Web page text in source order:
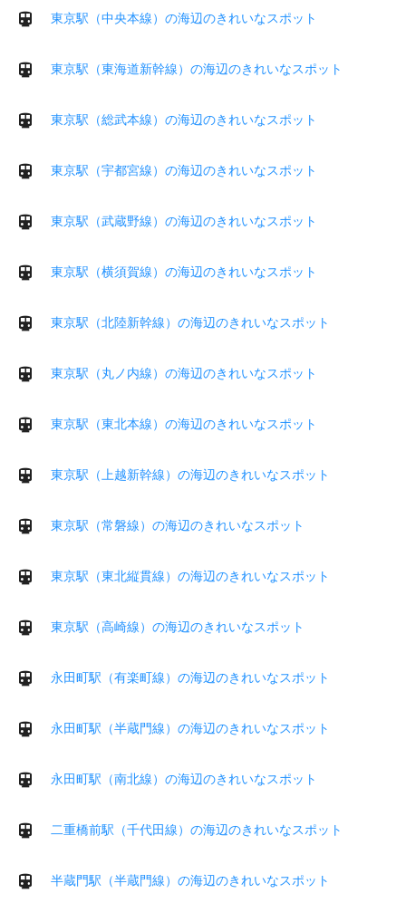
東京駅（中央本線）の海辺のきれいなスポット
東京駅（東海道新幹線）の海辺のきれいなスポット
東京駅（総武本線）の海辺のきれいなスポット
東京駅（宇都宮線）の海辺のきれいなスポット
東京駅（武蔵野線）の海辺のきれいなスポット
東京駅（横須賀線）の海辺のきれいなスポット
東京駅（北陸新幹線）の海辺のきれいなスポット
東京駅（丸ノ内線）の海辺のきれいなスポット
東京駅（東北本線）の海辺のきれいなスポット
東京駅（上越新幹線）の海辺のきれいなスポット
東京駅（常磐線）の海辺のきれいなスポット
東京駅（東北縦貫線）の海辺のきれいなスポット
東京駅（高崎線）の海辺のきれいなスポット
永田町駅（有楽町線）の海辺のきれいなスポット
永田町駅（半蔵門線）の海辺のきれいなスポット
永田町駅（南北線）の海辺のきれいなスポット
二重橋前駅（千代田線）の海辺のきれいなスポット
半蔵門駅（半蔵門線）の海辺のきれいなスポット